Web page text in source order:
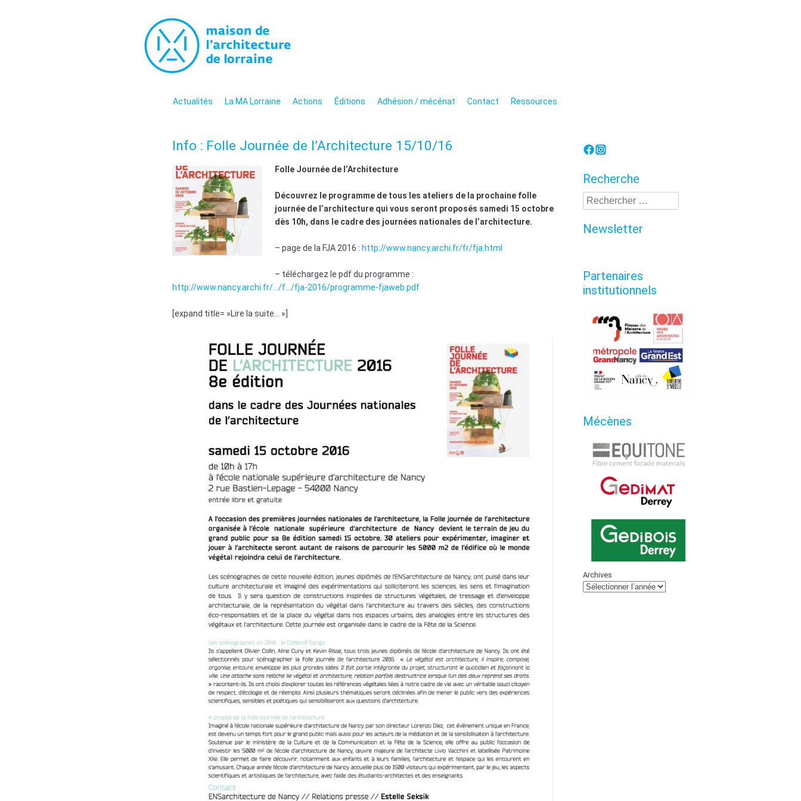
La maison de l'architecture de Lorraine
La promotion de la culture architecturale moderne et
contemporaine en Lorraine
Menu
Aller au contenu
Actualités La MA Lorraine Actions Éditions Adhésion / mécénat Contact Ressources
Info : Folle Journée de l’Architecture 15/10/16
Folle Journée de l’Architecture
Découvrez le programme de tous les ateliers de la prochaine folle
journée de l’architecture qui vous seront proposés samedi 15 octobre
dès 10h, dans le cadre des journées nationales de l’architecture.
– page de la FJA 2016 : http://www.nancy.archi.fr/fr/fja.html
– téléchargez le pdf du programme :
http://www.nancy.archi.fr/…/f…/fja-2016/programme-fjaweb.pdf
[expand title= »Lire la suite… »]
Recherche
Recherche
Newsletter
Partenaires
institutionnels
Mécènes
Archives